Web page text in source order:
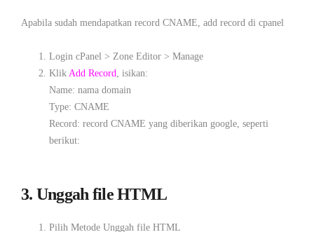
Apabila sudah mendapatkan record CNAME, add record di cpanel
Login cPanel > Zone Editor > Manage
Klik Add Record, isikan:
Name: nama domain
Type: CNAME
Record: record CNAME yang diberikan google, seperti
berikut:
3. Unggah file HTML
Pilih Metode Unggah file HTML